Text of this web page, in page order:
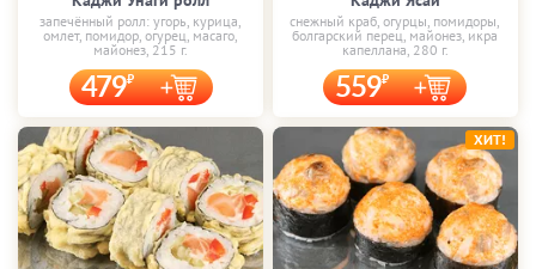
запечённый ролл: угорь, курица,
омлет, помидор, огурец, масаго,
майонез, 215 г.
479
снежный краб, огурцы, помидоры,
болгарский перец, майонез, икра
капеллана, 280 г.
559
ХИТ!